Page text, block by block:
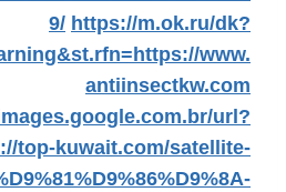
9/ https://m.ok.ru/dk?
www.
antiinsectkw.com
url?
top-kuwait.com/satellite-